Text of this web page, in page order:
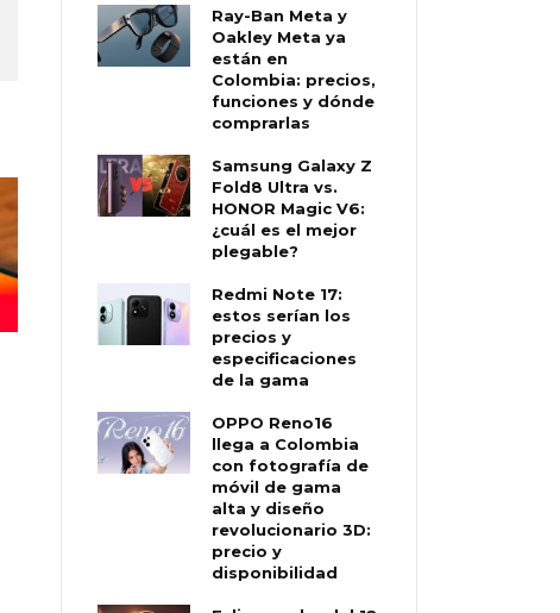
Ray-Ban Meta y
Oakley Meta ya
están en
Colombia: precios,
funciones y dónde
comprarlas
Samsung Galaxy Z
Fold8 Ultra vs.
HONOR Magic V6:
¿cuál es el mejor
plegable?
Redmi Note 17:
estos serían los
precios y
especificaciones
de la gama
OPPO Reno16
llega a Colombia
con fotografía de
móvil de gama
alta y diseño
revolucionario 3D:
precio y
disponibilidad